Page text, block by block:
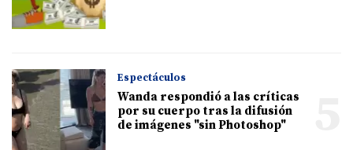
Espectáculos
Wanda respondió a las críticas
por su cuerpo tras la difusión
de imágenes "sin Photoshop"